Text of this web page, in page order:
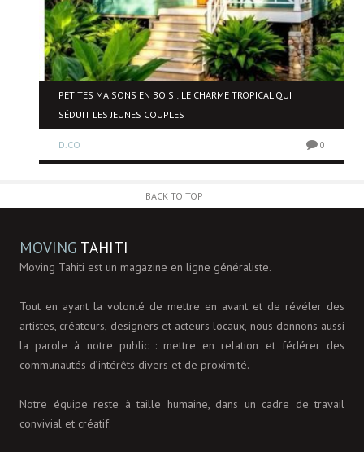
PETITES MAISONS EN BOIS : LE CHARME TROPICAL QUI
SÉDUIT LES JEUNES COUPLES
D.CO 0
BACK TO TOP
MOVING TAHITI
Moving Tahiti est un magazine en ligne généraliste.
Tout en ayant la volonté de mettre en avant et de révéler des
artistes, créateurs, designers et acteurs locaux, nous donnons aussi
la parole à notre public : mettre en relation et fédérer des
communautés d’intérêts divers et de proximité.
Notre équipe reste à taille humaine, dans un cadre de travail
convivial et créatif.